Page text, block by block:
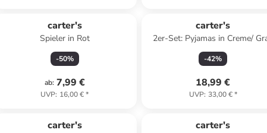
carter's
Spieler in Rot
-50%
ab: 7,99 €
UVP: 16,00 €*
carter's
2er-Set: Pyjamas in Creme/
-42%
18,99 €
UVP: 33,00 €*
carter's carter's